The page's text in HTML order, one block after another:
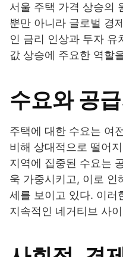
서울 주택 가격 상승의
뿐만 아니라 글로벌 경
인 금리 인상과 투자 유
값 상승에 주요한 역할
수요와 공
주택에 대한 수요는 여
비해 상대적으로 떨어
지역에 집중된 수요는
욱 가중시키고, 이로 인
세를 보이고 있다. 이러
지속적인 네거티브 사